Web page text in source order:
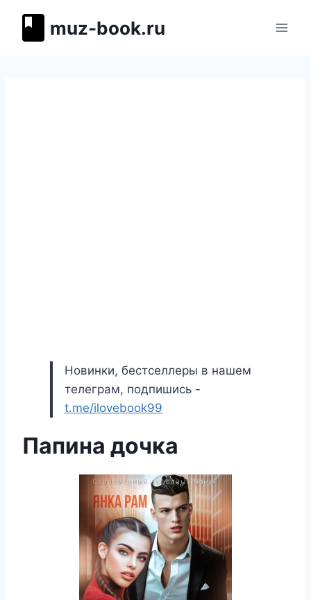
muz-book.ru
Новинки, бестселлеры в нашем
телеграм, подпишись -
t.me/ilovebook99
Папина дочка